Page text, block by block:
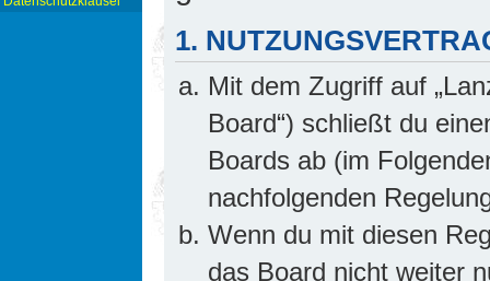
1.
Mit dem Zugriff auf
Board“) schließt du
Boards ab (im
nachfolgenden
Wenn du mit diesen
das Board nicht weiter